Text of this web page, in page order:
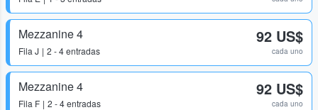
Mezzanine 4
Fila J 2 - 4 entradas
92 US$
cada uno
Mezzanine 4
Fila F 2 - 4 entradas
92 US$
cada uno